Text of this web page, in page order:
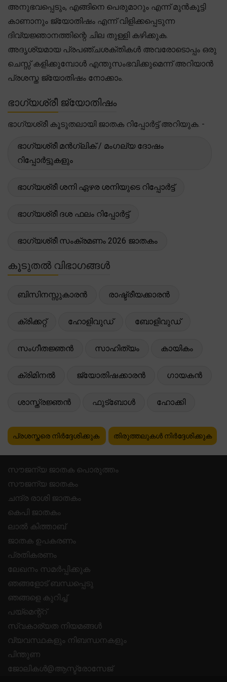
അനുഭവപ്പെടും, എങ്ങിനെ പെരുമാറും എന്ന് മുൻകൂട്ടി
കാണാനും ജ്യോതിഷം എന്ന് വിളിക്കപ്പെടുന്ന
ദിവ്യജ്ഞാനത്തിന്റെ ചില തുള്ളി കഴിക്കുക.
അദൃശ്യമായ പ്രപഞ്ചശക്തികൾ അവരോടൊപ്പം ഒരു
ചെസ്സ് കളിക്കുമ്പോൾ എന്തുസംഭവിക്കുമെന്ന് അറിയാൻ
പ്രശസ്ത ജ്യോതിഷം നോക്കാം.
ഭാഗ്യശ്രീ ജ്യോതിഷം
ഭാഗ്യശ്രീ കൂടുതലായി ജാതക റിപ്പോർട്ട് അറിയുക. -
ഭാഗ്യശ്രീ മൻഗ്ലിക് / മംഗല്യ ദോഷം
റിപ്പോർട്ടുകളും
ഭാഗ്യശ്രീ ശനി ഏഴര ശനിയുടെ റിപ്പോർട്ട്
ഭാഗ്യശ്രീ ദശ ഫലം റിപ്പോർട്ട്
ഭാഗ്യശ്രീ സംക്രമണം 2026 ജാതകം
കൂടുതൽ വിഭാഗങ്ങൾ
ബിസിനസ്സുകാരൻ രാഷ്ട്രീയക്കാരൻ
ക്രിക്കറ്റ് ഹോളിവുഡ് ബോളിവുഡ്
സംഗീതജ്ഞൻ സാഹിത്യം കായികം
ക്രിമിനൽ ജ്യോതിഷക്കാരൻ ഗായകൻ
ശാസ്ത്രജ്ഞൻ ഫുട്ബോൾ ഹോക്കി
പ്രശസ്തരെ നിർദ്ദേശിക്കുക തിരുത്തലുകൾ നിർദ്ദേശിക്കുക
സൗജന്യ ജാതക പൊരുത്തം
സൗജന്യ ജാതകം
ചന്ദ്ര രാശി ജാതകം
കെപി ജാതകം
ലാൽ കിത്താബ്
ജാതക ഉപകരണം
പ്രതികരണം
ലേഖനം സമർപ്പിക്കുക
ഞങ്ങളോട് ബന്ധപ്പെടു
ഞങ്ങളെ കുറിച്ച്
പയ്മെന്റ്റ്
സ്വകാര്യത നിയമങ്ങൾ
വ്യവസ്ഥകളും നിബന്ധനകളും
പിന്തുണ
ജോലികൾ@ആസ്ട്രോസേജ്